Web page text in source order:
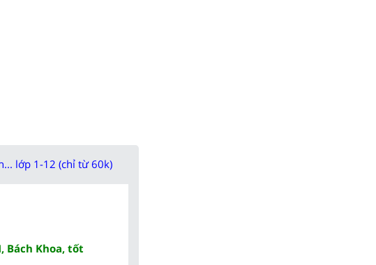
lớp 1-12 (chỉ từ 60k)
Bách Khoa, tốt